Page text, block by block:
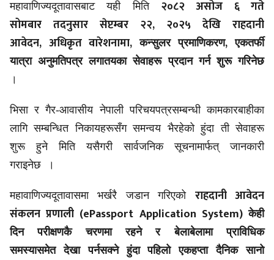
महावाणिज्यदूतावासबाट यही मिति २०८२ असोज ६ गते
सोमबार तदनुसार सेप्टम्बर २२, २०२५ देखि राहदानी
आवेदन, अधिकृत वारेशनामा,कन्सुलर प्रमाणिकरण,एकतर्फी
यात्रा अनुमतिपत्र लगातयका सेवाहरू प्रदान गर्न शुरू गरिनेछ
।
भिसा र गैर-आवासीय नेपाली परिचयपत्रसम्बन्धी कामकारबाहीका
लागि सम्बन्धित निकायहरूसँग समन्वय भैरहेको हुंदा ती सेवाहरू
शुरू हुने मिति यसैगरी सार्वजनिक सूचनामार्फत् जानकारी
गराइनेछ ।
महावाणिज्यदूतावासमा भर्खरै जडान गरिएको राहदानी आवेदन
संकलन प्रणाली (ePassport Application System)केही
दिन परीक्षणकै चरणमा रहने र बेलाबेलामा प्राविधिक
समस्यासमेत देखा पर्नसक्ने हुंदा पहिलो एकहप्ता दैनिक सानो